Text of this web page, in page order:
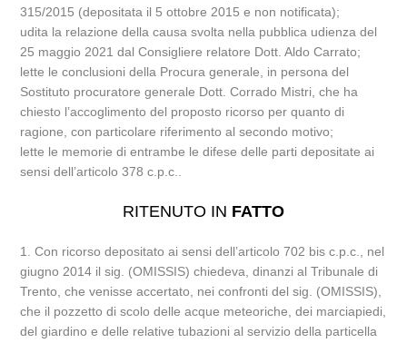
315/2015 (depositata il 5 ottobre 2015 e non notificata);
udita la relazione della causa svolta nella pubblica udienza del
25 maggio 2021 dal Consigliere relatore Dott. Aldo Carrato;
lette le conclusioni della Procura generale, in persona del
Sostituto procuratore generale Dott. Corrado Mistri, che ha
chiesto l’accoglimento del proposto ricorso per quanto di
ragione, con particolare riferimento al secondo motivo;
lette le memorie di entrambe le difese delle parti depositate ai
sensi dell’articolo 378 c.p.c..
RITENUTO IN FATTO
1. Con ricorso depositato ai sensi dell’articolo 702 bis c.p.c., nel
giugno 2014 il sig. (OMISSIS) chiedeva, dinanzi al Tribunale di
Trento, che venisse accertato, nei confronti del sig. (OMISSIS),
che il pozzetto di scolo delle acque meteoriche, dei marciapiedi,
del giardino e delle relative tubazioni al servizio della particella